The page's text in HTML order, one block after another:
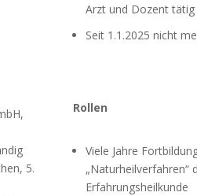
5.
Arzt und Dozent tätig
Seit 1.1.2025 nicht
Rollen
Viele Jahre
„Naturheilverfahren“
Erfahrungsheilkunde